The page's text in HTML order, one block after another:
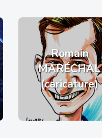
Romain
MARÉCHAL
(caricature)